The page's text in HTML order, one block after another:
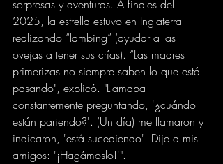
sorpresas y aventuras. A finales del
2025, la estrella estuvo en Inglaterra
realizando “lambing” (ayudar a las
ovejas a tener sus crías). “Las madres
primerizas no siempre saben lo que está
pasando", explicó. "Llamaba
constantemente preguntando, '¿cuándo
están pariendo?'. (Un día) me llamaron y
indicaron, 'está sucediendo'. Dije a mis
amigos: '¡Hagámoslo!'".